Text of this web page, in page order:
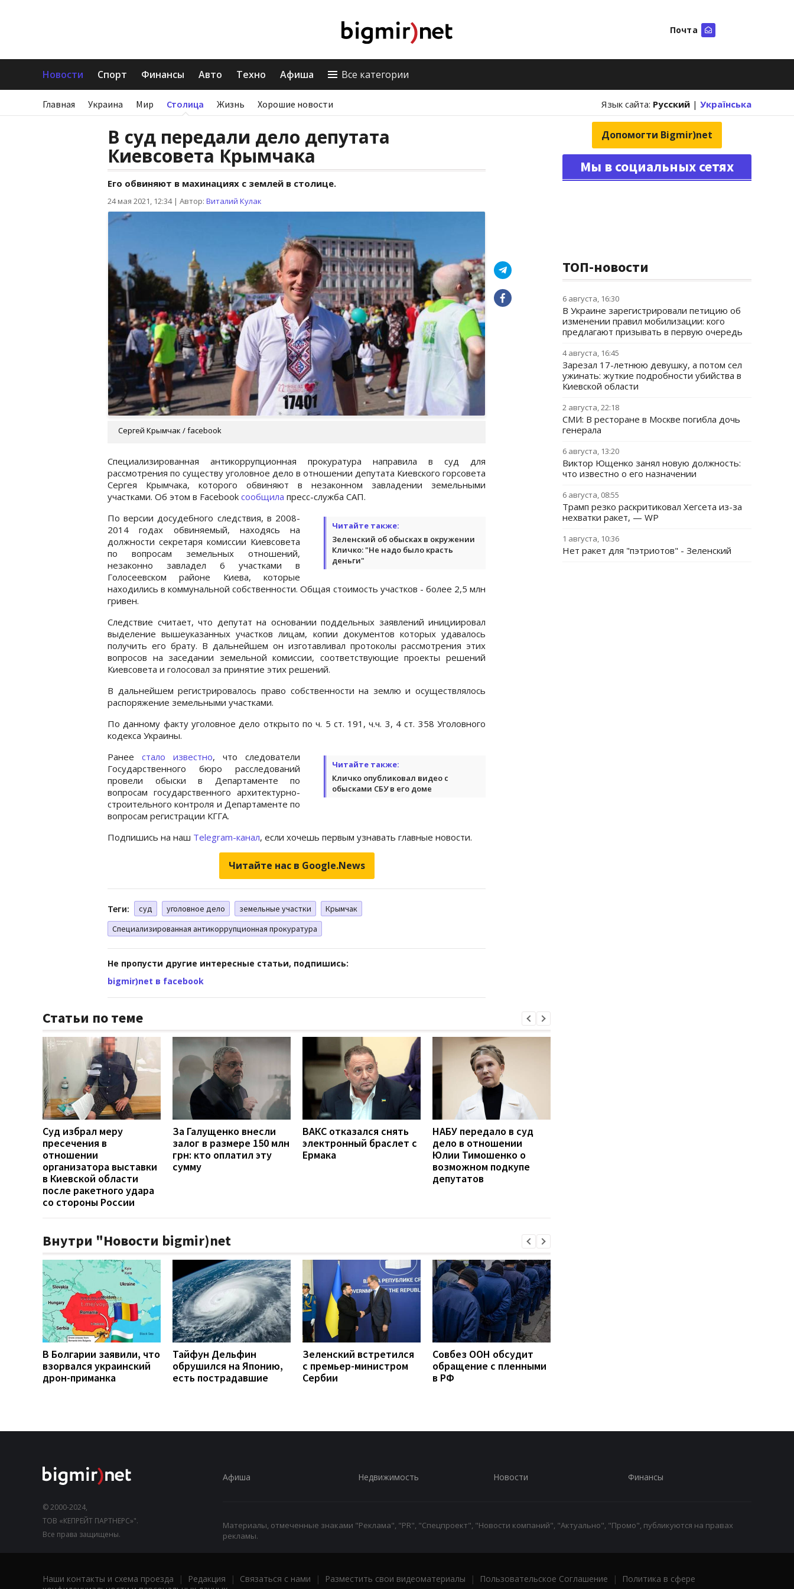
Почта
Новости Спорт Финансы Авто Техно Афиша Все категории
Главная Украина Мир Столица Жизнь Хорошие новости Язык сайта: Русский | Українська
В суд передали дело депутата
Киевсовета Крымчака
Его обвиняют в махинациях с землей в столице.
24 мая 2021, 12:34| Автор: Виталий Кулак
Сергей Крымчак / facebook
Специализированная антикоррупционная прокуратура направила в суд для
рассмотрения по существу уголовное дело в отношении депутата Киевского горсовета
Сергея Крымчака, которого обвиняют в незаконном завладении земельными
участками. Об этом в Facebook сообщила пресс-служба САП.
Читайте также:
Зеленский об обысках в окружении
Кличко: "Не надо было красть
деньги"
По версии досудебного следствия, в 2008-
2014 годах обвиняемый, находясь на
должности секретаря комиссии Киевсовета
по вопросам земельных отношений,
незаконно завладел 6 участками в
Голосеевском районе Киева, которые
находились в коммунальной собственности. Общая стоимость участков - более 2,5 млн
гривен.
Следствие считает, что депутат на основании поддельных заявлений инициировал
выделение вышеуказанных участков лицам, копии документов которых удавалось
получить его брату. В дальнейшем он изготавливал протоколы рассмотрения этих
вопросов на заседании земельной комиссии, соответствующие проекты решений
Киевсовета и голосовал за принятие этих решений.
В дальнейшем регистрировалось право собственности на землю и осуществлялось
распоряжение земельными участками.
По данному факту уголовное дело открыто по ч. 5 ст. 191, ч.ч. 3, 4 ст. 358 Уголовного
кодекса Украины.
Читайте также:
Кличко опубликовал видео с
обысками СБУ в его доме
Ранее стало известно, что следователи
Государственного бюро расследований
провели обыски в Департаменте по
вопросам государственного архитектурно-
строительного контроля и Департаменте по
вопросам регистрации КГГА.
Подпишись на наш Telegram-канал, если хочешь первым узнавать главные новости.
Читайте нас в Google.News
Теги: суд уголовное дело земельные участки
Крымчак
Специализированная антикоррупционная прокуратура
Не пропусти другие интересные статьи, подпишись:
bigmir)net в facebook
Статьи по теме
Суд избрал меру
пресечения в
отношении
организатора выставки
в Киевской области
после ракетного удара
со стороны России
За Галущенко внесли
залог в размере 150 млн
грн: кто оплатил эту
сумму
ВАКС отказался снять
электронный браслет с
Ермака
НАБУ передало в суд
дело в отношении
Юлии Тимошенко о
возможном подкупе
депутатов
Внутри "Новости bigmir)net
В Болгарии заявили, что
взорвался украинский
дрон-приманка
Тайфун Дельфин
обрушился на Японию,
есть пострадавшие
Зеленский встретился
с премьер-министром
Сербии
Совбез ООН обсудит
обращение с пленными
в РФ
Допомогти Bigmir)net
Мы в социальных сетях
ТОП-новости
6 августа, 16:30
В Украине зарегистрировали петицию об
изменении правил мобилизации: кого
предлагают призывать в первую очередь
4 августа, 16:45
Зарезал 17-летнюю девушку, а потом сел
ужинать: жуткие подробности убийства в
Киевской области
2 августа, 22:18
СМИ: В ресторане в Москве погибла дочь
генерала
6 августа, 13:20
Виктор Ющенко занял новую должность:
что известно о его назначении
6 августа, 08:55
Трамп резко раскритиковал Хегсета из-за
нехватки ракет, — WP
1 августа, 10:36
Нет ракет для "пэтриотов" - Зеленский
© 2000-2024,
ТОВ «КЕПРЕЙТ ПАРТНЕРС»".
Все права защищены.
Афиша Недвижимость Новости Финансы
Материалы, отмеченные знаками "Реклама", "PR", "Спецпроект", "Новости компаний", "Актуально", "Промо", публикуются на правах
рекламы.
Наши контакты и схема проезда | Редакция | Связаться с нами | Разместить свои видеоматериалы | Пользовательское Соглашение |
Политика в сфере